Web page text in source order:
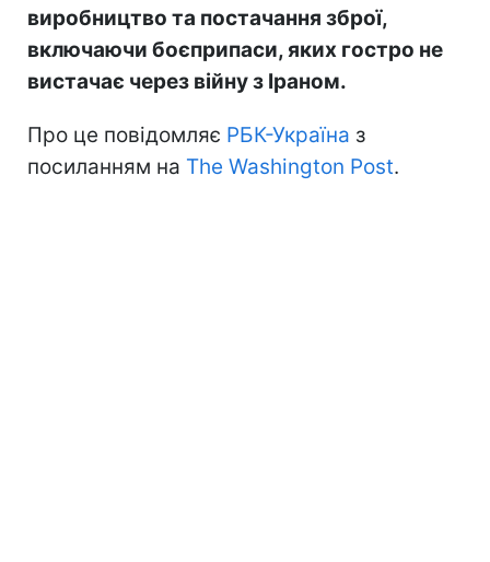
виробництво та постачання зброї,
включаючи боєприпаси, яких гостро не
вистачає через війну з Іраном.
Про це повідомляє РБК-Україна з
посиланням на The Washington Post.